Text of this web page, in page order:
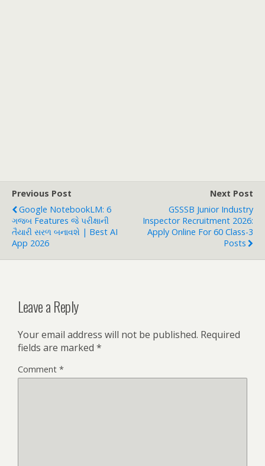
Previous Post
Google NotebookLM: 6
ગજબ Features જે પરીક્ષાની
તૈયારી સરળ બનાવશે | Best AI
App 2026
Next Post
GSSSB Junior Industry
Inspector Recruitment 2026:
Apply Online For 60 Class-3
Posts
Leave a Reply
Your email address will not be published. Required
fields are marked *
Comment *